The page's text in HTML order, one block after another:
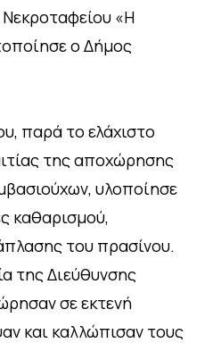
«Η
ο Δήμος
παρά το ελάχιστο
της αποχώρησης
υλοποίησε
καθαρισμού,
του πρασίνου.
της Διεύθυνσης
σε εκτενή
και καλλώπισαν τους